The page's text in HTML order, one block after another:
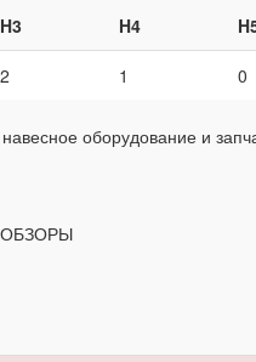
H3 H4
2 1 0
оборудование и